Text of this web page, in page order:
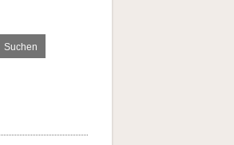
Suchen